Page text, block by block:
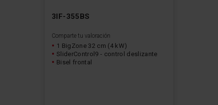
3IF-355BS
Comparte tu valoración
1 BigZone 32 cm (4 kW)
SliderControl9 - control deslizante
Bisel frontal